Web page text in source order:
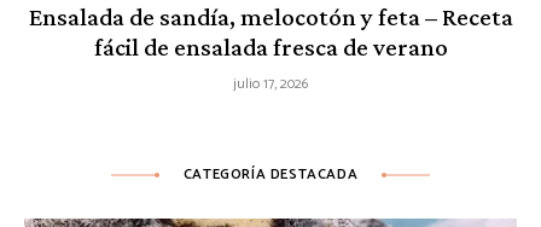
Ensalada de sandía, melocotón y feta – Receta
fácil de ensalada fresca de verano
julio 17, 2026
CATEGORÍA DESTACADA